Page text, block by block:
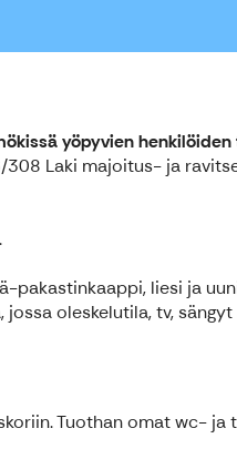
yöpyvien
Laki majoitus- ja
liesi ja
oleskelutila, tv,
Tuothan omat wc- ja